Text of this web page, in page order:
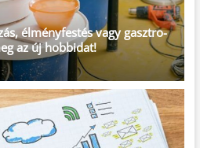
élményfestés vagy gasztro-
az új hobbidat!